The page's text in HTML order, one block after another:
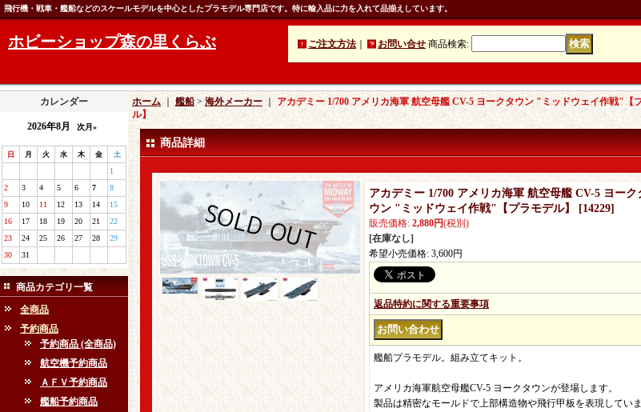
飛行機・戦車・艦船などのスケールモデルを中心としたプラモデル専門店です。特に輸入品に力を入れて品揃えしています。
ホビーショップ森の里くらぶ ご注文方法 お問い合せ 商品検索:
カレンダー
2026年8月 次月»
日 月 火 水 木 金 土
1
2
3 4 5 6 7
8
9
10 11 12 13 14
15
16
17 18 19 20 21
22
23
24 25 26 27 28
29
30
31
商品カテゴリ一覧
全商品
予約商品
予約商品 (全商品)
航空機予約商品
ＡＦＶ予約商品
艦船予約商品
ホーム 艦船> 海外メーカー ｜ アカデミー 1/700 アメリカ海軍 航空母艦 CV-5 ヨークタウン "ミッドウェイ作戦"【
ル】
商品詳細
アカデミー 1/700 アメリカ海軍 航空母艦 CV-5 ヨーク
ウン "ミッドウェイ作戦"【プラモデル】
[14229]
販売価格: 2,880円(税別)
[在庫なし]
希望小売価格: 3,600円
返品特約に関する重要事項
艦船プラモデル。組み立てキット。
アメリカ海軍航空母艦CV-5 ヨークタウンが登場します。
製品は精密なモールドで上部構造物や飛行甲板を表現していま